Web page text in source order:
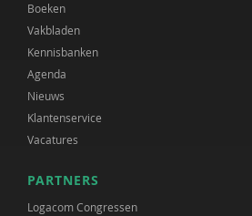
Boeken
Vakbladen
Kennisbanken
Agenda
Nieuws
Klantenservice
Vacatures
PARTNERS
Logacom Congressen